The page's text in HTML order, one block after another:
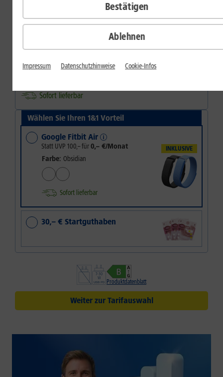
Sofort lieferbar
Wählen Sie Ihren 1&1 Vorteil
Google Fitbit Air
Statt UVP100,–für0,– €/Monat INKLUSIVE
Farbe: Obsidian
Sofort lieferbar
30,– € Startguthaben
Produktdatenblatt
Weiter zur Tarifauswahl
Ablehnen
Bestätigen
Impressum Datenschutzhinweise Cookie-Infos